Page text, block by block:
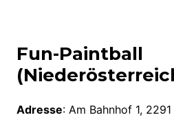
Fun-Paintball
Adresse: Am Bahnhof 1,